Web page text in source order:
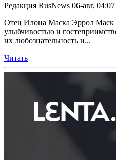
Редакция RusNews 06-авг, 04:07
Отец Илона Маска Эррол Маск
улыбчивостью и
их любознательность и...
Читать